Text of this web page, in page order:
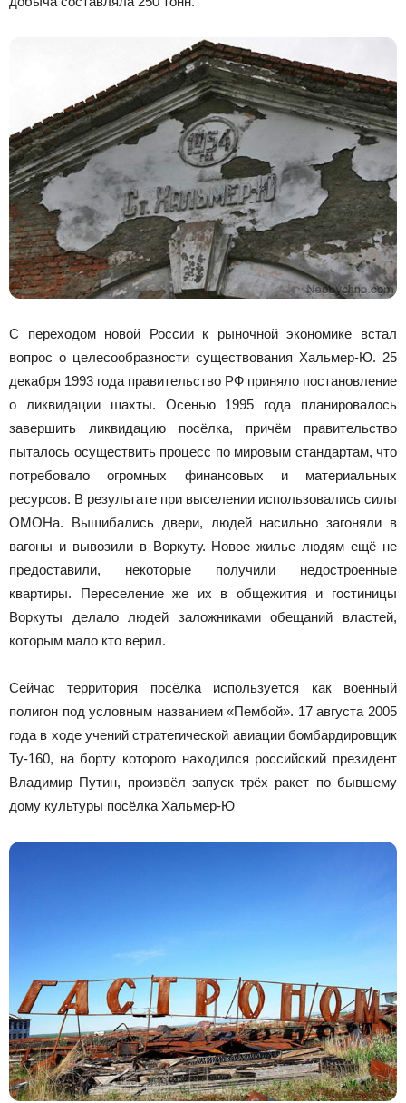
С переходом новой России к рыночной экономике встал
вопрос о целесообразности существования Хальмер-Ю. 25
декабря 1993 года правительство РФ приняло постановление
о ликвидации шахты. Осенью 1995 года планировалось
завершить ликвидацию посёлка, причём правительство
пыталось осуществить процесс по мировым стандартам, что
потребовало огромных финансовых и материальных
ресурсов. В результате при выселении использовались силы
ОМОНа. Вышибались двери, людей насильно загоняли в
вагоны и вывозили в Воркуту. Новое жилье людям ещё не
предоставили, некоторые получили недостроенные
квартиры. Переселение же их в общежития и гостиницы
Воркуты делало людей заложниками обещаний властей,
которым мало кто верил.
Сейчас территория посёлка используется как военный
полигон под условным названием «Пембой». 17 августа 2005
года в ходе учений стратегической авиации бомбардировщик
Ту-160, на борту которого находился российский президент
Владимир Путин, произвёл запуск трёх ракет по бывшему
дому культуры посёлка Хальмер-Ю